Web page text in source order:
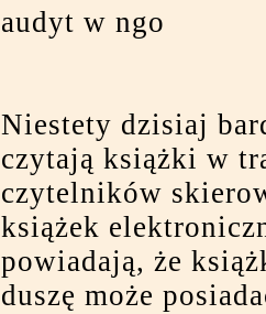
audyt w ngo
Niestety dzisiaj
czytają książki w
czytelników
książek
powiadają, że
duszę może